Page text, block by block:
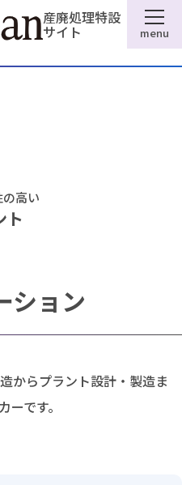
産廃処理特設
サイト menu
高い
ト
ション
からプラント設計・製造ま
です。